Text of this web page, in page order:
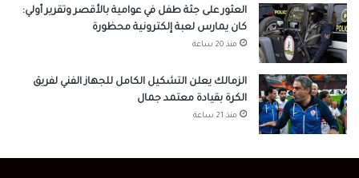
العثور على جثة طفل في عوامية بالأقصر وتقرير أولي:
كان يمارس لعبة إلكترونية محظورة
منذ 20 ساعة
الزمالك يعلن التشكيل الكامل للجهاز الفني لفريق
الكرة بقيادة معتمد جمال
منذ 21 ساعة